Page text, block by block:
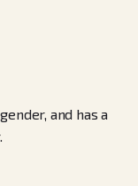
and has a